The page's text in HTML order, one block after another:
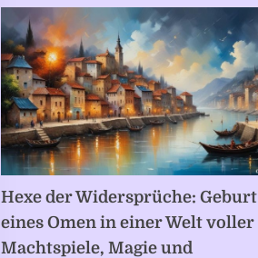
Hexe der Widersprüche: Geburt
eines Omen in einer Welt voller
Machtspiele, Magie und